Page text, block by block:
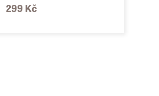
299 Kč